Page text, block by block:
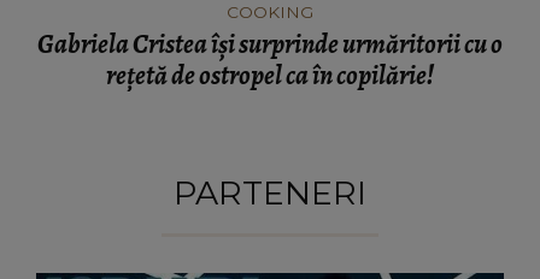
COOKING
Gabriela Cristea își surprinde urmăritorii cu o
rețetă de ostropel ca în copilărie!
PARTENERI